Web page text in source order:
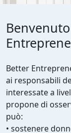
Better
ai responsabili
interessate a
propone di
può:
• sostenere